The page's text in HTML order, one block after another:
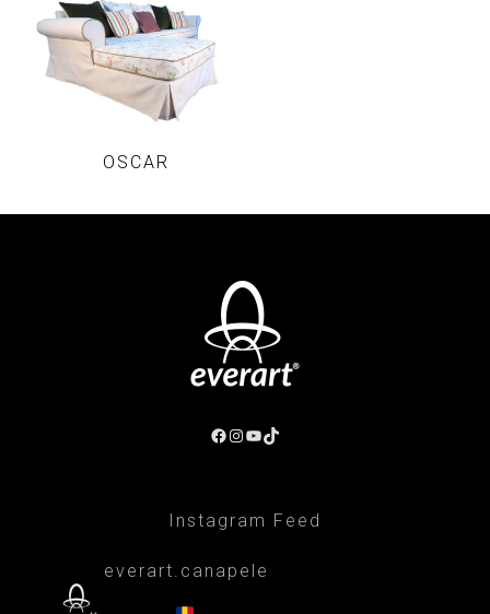
OSCAR
Facebook
Instagram
YouTube
TikTok
Instagram Feed
everart.canapele